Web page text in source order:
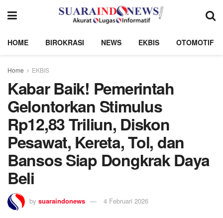
HOME BIROKRASI NEWS EKBIS OTOMOTIF
Home EKBIS
Kabar Baik! Pemerintah
Gelontorkan Stimulus
Rp12,83 Triliun, Diskon
Pesawat, Kereta, Tol, dan
Bansos Siap Dongkrak Daya
Beli
by suaraindonews 4 Februari 2026